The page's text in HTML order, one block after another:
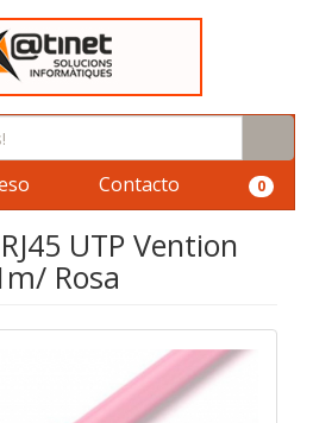
Contacto 0
UTP Vention
Rosa